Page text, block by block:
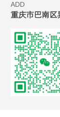
ADD
重庆市巴南区